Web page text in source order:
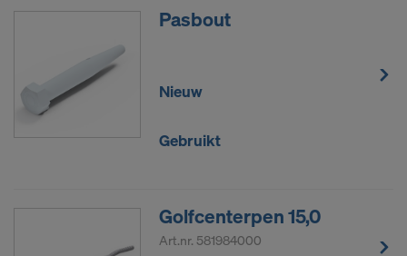
Pasbout
Nieuw
Gebruikt
Golfcenterpen 15,0
Art.nr. 581984000